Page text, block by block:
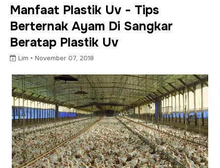
Lokal
Pabrik Plastik UV / Ternak Ayam
Manfaat Plastik Uv - Tips
Berternak Ayam Di Sangkar
Beratap Plastik Uv
Lim • November 07, 2018